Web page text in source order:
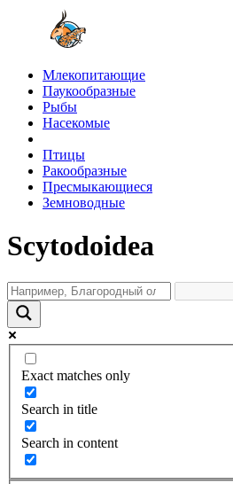
Млекопитающие
Паукообразные
Рыбы
Насекомые
Птицы
Ракообразные
Пресмыкающиеся
Земноводные
Scytodoidea
Exact matches only
Search in title
Search in content